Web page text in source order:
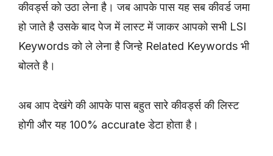
कीवर्ड्स को उठा लेना है। जब आपके पास यह सब कीवर्ड जमा
हो जाते है उसके बाद पेज में लास्ट में जाकर आपको सभी LSI
Keywords को ले लेना है जिन्हे Related Keywords भी
बोलते है।
अब आप देखंगे की आपके पास बहुत सारे कीवर्ड्स की लिस्ट
होगी और यह 100% accurate डेटा होता है।